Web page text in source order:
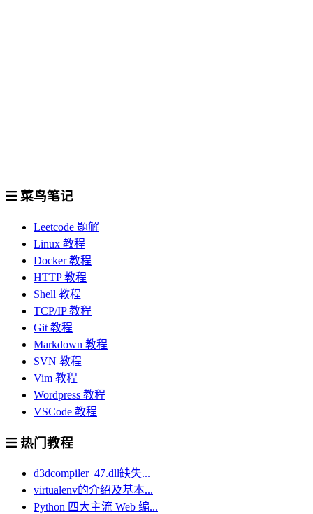
菜鸟笔记
Leetcode 题解
Linux 教程
Docker 教程
HTTP 教程
Shell 教程
TCP/IP 教程
Git 教程
Markdown 教程
SVN 教程
Vim 教程
Wordpress 教程
VSCode 教程
热门教程
d3dcompiler_47.dll缺失...
virtualenv的介绍及基本...
Python 四大主流 Web 编...